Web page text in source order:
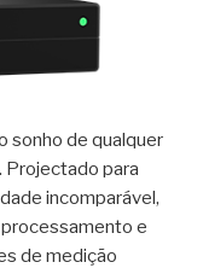
sonho de qualquer
Projectado para
incomparável,
e
de medição